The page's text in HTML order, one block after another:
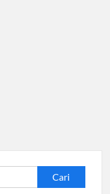
Cari
untuk: